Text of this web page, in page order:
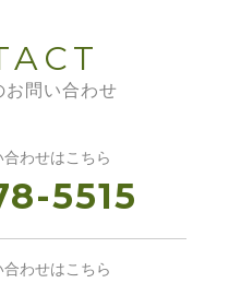
お問い合わせ
わせはこちら
5515
合わせはこちら